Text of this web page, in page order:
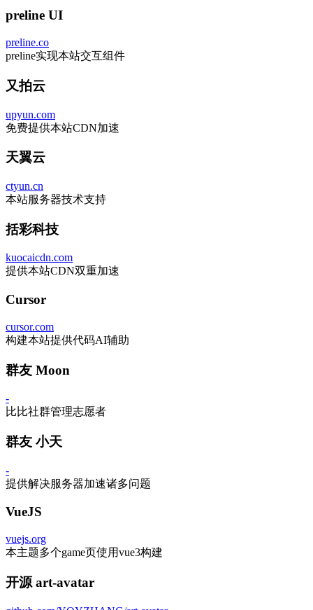
preline UI
preline.co
preline实现本站交互组件
又拍云
upyun.com
免费提供本站CDN加速
天翼云
ctyun.cn
本站服务器技术支持
括彩科技
kuocaicdn.com
提供本站CDN双重加速
Cursor
cursor.com
构建本站提供代码AI辅助
群友 Moon
-
比比社群管理志愿者
群友 小天
-
提供解决服务器加速诸多问题
VueJS
vuejs.org
本主题多个game页使用vue3构建
开源 art-avatar